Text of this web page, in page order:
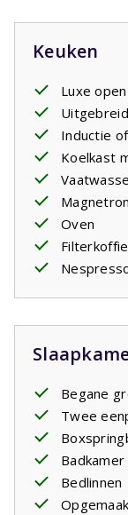
Keuken
Luxe
Inductie
Koelkast
Magnetron
Oven
Filterkoffie
Begane
Twee
Bedlinnen